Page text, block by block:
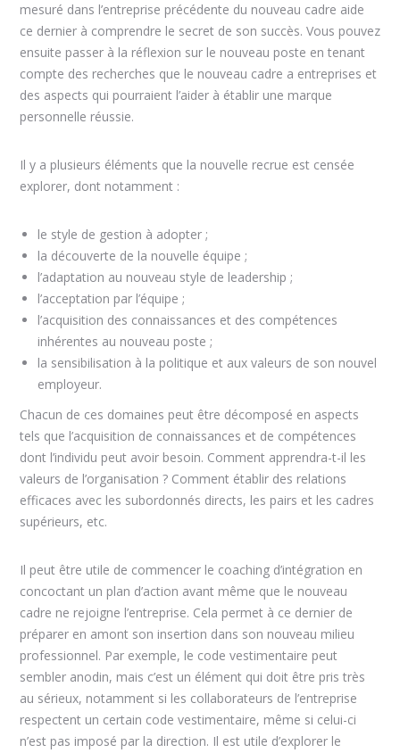
mesuré dans l’entreprise précédente du nouveau cadre aide
ce dernier à comprendre le secret de son succès. Vous pouvez
ensuite passer à la réflexion sur le nouveau poste en tenant
compte des recherches que le nouveau cadre a entreprises et
des aspects qui pourraient l’aider à établir une marque
personnelle réussie.
Il y a plusieurs éléments que la nouvelle recrue est censée
explorer, dont notamment :
le style de gestion à adopter ;
la découverte de la nouvelle équipe ;
l’adaptation au nouveau style de leadership ;
l’acceptation par l’équipe ;
l’acquisition des connaissances et des compétences
inhérentes au nouveau poste ;
la sensibilisation à la politique et aux valeurs de son nouvel
employeur.
Chacun de ces domaines peut être décomposé en aspects
tels que l’acquisition de connaissances et de compétences
dont l’individu peut avoir besoin. Comment apprendra-t-il les
valeurs de l’organisation ? Comment établir des relations
efficaces avec les subordonnés directs, les pairs et les cadres
supérieurs, etc.
Il peut être utile de commencer le coaching d’intégration en
concoctant un plan d’action avant même que le nouveau
cadre ne rejoigne l’entreprise. Cela permet à ce dernier de
préparer en amont son insertion dans son nouveau milieu
professionnel. Par exemple, le code vestimentaire peut
sembler anodin, mais c’est un élément qui doit être pris très
au sérieux, notamment si les collaborateurs de l’entreprise
respectent un certain code vestimentaire, même si celui-ci
n’est pas imposé par la direction. Il est utile d’explorer le